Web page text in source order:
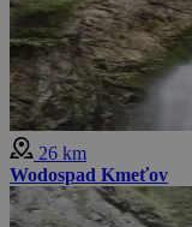
26 km
Wodospad Kmeťov